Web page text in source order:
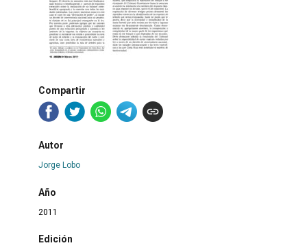
Compartir
Autor
Jorge Lobo
Año
2011
Edición